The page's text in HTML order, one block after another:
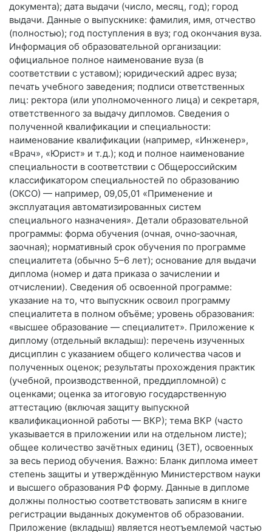
документа); дата выдачи (число, месяц, год); город
выдачи. Данные о выпускнике: фамилия, имя, отчество
(полностью); год поступления в вуз; год окончания вуза.
Информация об образовательной организации:
официальное полное наименование вуза (в
соответствии с уставом); юридический адрес вуза;
печать учебного заведения; подписи ответственных
лиц: ректора (или уполномоченного лица) и секретаря,
ответственного за выдачу дипломов. Сведения о
полученной квалификации и специальности:
наименование квалификации (например, «Инженер»,
«Врач», «Юрист» и т. д.); код и полное наименование
специальности в соответствии с Общероссийским
классификатором специальностей по образованию
(ОКСО) — например, 09,05,01 «Применение и
эксплуатация автоматизированных систем
специального назначения». Детали образовательной
программы: форма обучения (очная, очно‑заочная,
заочная); нормативный срок обучения по программе
специалитета (обычно 5–6 лет); основание для выдачи
диплома (номер и дата приказа о зачислении и
отчислении). Сведения об освоенной программе:
указание на то, что выпускник освоил программу
специалитета в полном объёме; уровень образования:
«высшее образование — специалитет». Приложение к
диплому (отдельный вкладыш): перечень изученных
дисциплин с указанием общего количества часов и
полученных оценок; результаты прохождения практик
(учебной, производственной, преддипломной) с
оценками; оценка за итоговую государственную
аттестацию (включая защиту выпускной
квалификационной работы — ВКР); тема ВКР (часто
указывается в приложении или на отдельном листе);
общее количество зачётных единиц (ЗЕТ), освоенных
за весь период обучения. Важно: Бланк диплома имеет
степень защиты и утверждённую Министерством науки
и высшего образования РФ форму. Данные в дипломе
должны полностью соответствовать записям в книге
регистрации выданных документов об образовании.
Приложение (вкладыш) является неотъемлемой частью